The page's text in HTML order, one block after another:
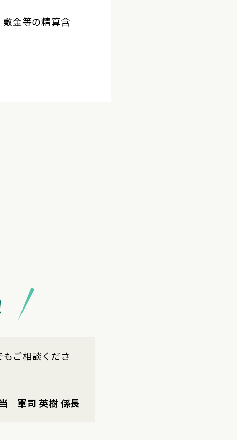
金等の精算含
私たちにおまかせください！
ご相談くださ
軍司 英樹 係長